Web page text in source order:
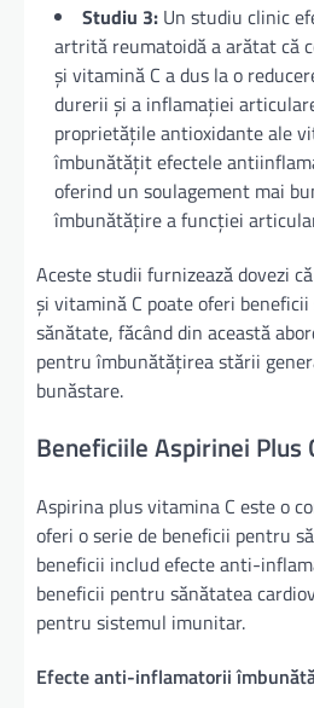
Studiu 3: Un studiu clinic
artrită reumatoidă a arătat că
și vitamină C a dus la o
durerii și a inflamației
proprietățile antioxidante ale
îmbunătățit efectele
oferind un soulagement mai
îmbunătățire a funcției
Aceste studii furnizează dovezi
și vitamină C poate oferi
sănătate, făcând din această
pentru îmbunătățirea stării
bunăstare.
Beneficiile Aspirinei Plus
Aspirina plus vitamina C este o
oferi o serie de beneficii pentru
beneficii includ efecte anti-
beneficii pentru sănătatea
pentru sistemul imunitar.
Efecte anti-inflamatorii